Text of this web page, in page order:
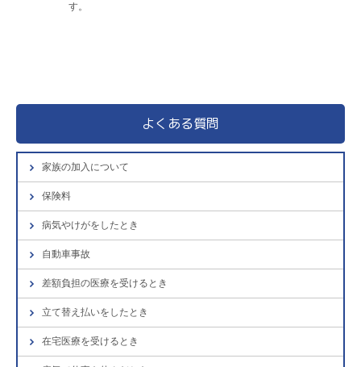
す。
よくある質問
家族の加入について
保険料
病気やけがをしたとき
自動車事故
差額負担の医療を受けるとき
立て替え払いをしたとき
在宅医療を受けるとき